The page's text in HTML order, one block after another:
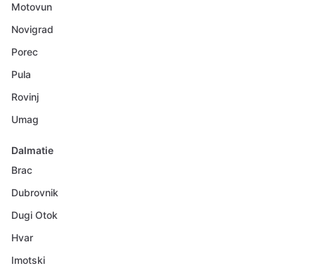
Motovun
Novigrad
Porec
Pula
Rovinj
Umag
Dalmatie
Brac
Dubrovnik
Dugi Otok
Hvar
Imotski